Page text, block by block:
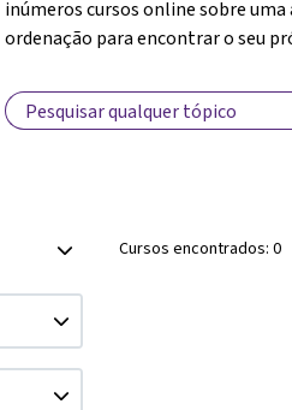
inúmeros cursos online sobre
ordenação para encontrar o seu
Cursos encontrados: 0